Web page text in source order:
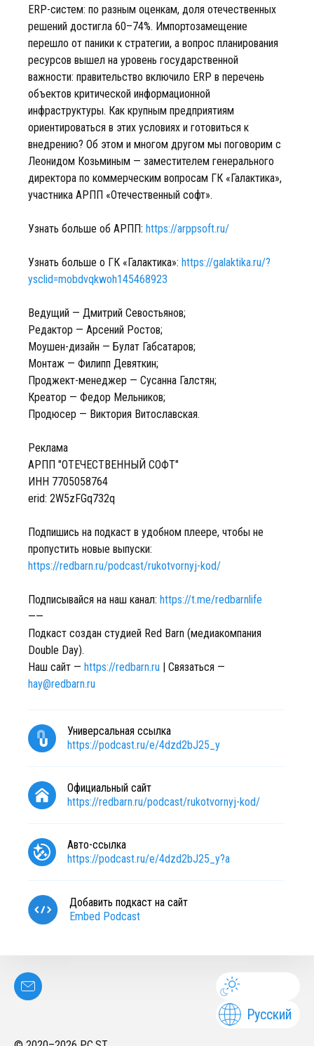
ERP-систем: по разным оценкам, доля отечественных
решений достигла 60–74%. Импортозамещение
перешло от паники к стратегии, а вопрос планирования
ресурсов вышел на уровень государственной
важности: правительство включило ERP в перечень
объектов критической информационной
инфраструктуры. Как крупным предприятиям
ориентироваться в этих условиях и готовиться к
внедрению? Об этом и многом другом мы поговорим с
Леонидом Козьминым — заместителем генерального
директора по коммерческим вопросам ГК «Галактика»,
участника АРПП «Отечественный софт».
Узнать больше об АРПП: https://arppsoft.ru/
Узнать больше о ГК «Галактика»: https://galaktika.ru/?
ysclid=mobdvqkwoh145468923
Ведущий — Дмитрий Севостьянов;
Редактор — Арсений Ростов;
Моушен-дизайн — Булат Габсатаров;
Монтаж — Филипп Девяткин;
Проджект-менеджер — Сусанна Галстян;
Креатор — Федор Мельников;
Продюсер — Виктория Витославская.
Реклама
АРПП "ОТЕЧЕСТВЕННЫЙ СОФТ"
ИНН 7705058764
erid: 2W5zFGq732q
Подпишись на подкаст в удобном плеере, чтобы не
пропустить новые выпуски:
https://redbarn.ru/podcast/rukotvornyj-kod/
Подписывайся на наш канал: https://t.me/redbarnlife
——
Подкаст создан студией Red Barn (медиакомпания
Double Day).
Наш сайт — https://redbarn.ru | Связаться —
hay@redbarn.ru
Универсальная ссылка
https://podcast.ru/e/4dzd2bJ25_y
Официальный сайт
https://redbarn.ru/podcast/rukotvornyj-kod/
Авто-ссылка
https://podcast.ru/e/4dzd2bJ25_y?a
Добавить подкаст на сайт
Embed Podcast
Русский